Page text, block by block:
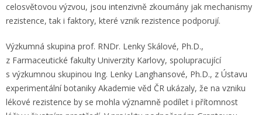
celosvětovou výzvou, jsou intenzivně zkoumány jak mechanismy
rezistence, tak i faktory, které vznik rezistence podporují.
Výzkumná skupina prof. RNDr. Lenky Skálové, Ph.D.,
z Farmaceutické fakulty Univerzity Karlovy, spolupracující
s výzkumnou skupinou Ing. Lenky Langhansové, Ph.D., z Ústavu
experimentální botaniky Akademie věd ČR ukázaly, že na vzniku
lékové rezistence by se mohla významně podílet i přítomnost